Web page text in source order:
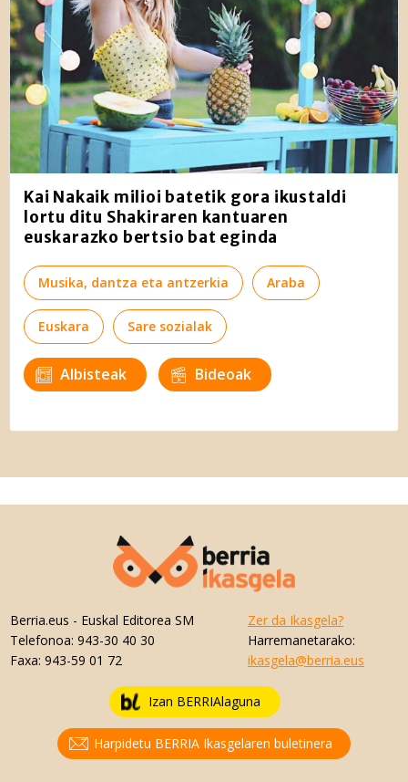
Kai Nakaik milioi batetik gora ikustaldi
lortu ditu Shakiraren kantuaren
euskarazko bertsio bat eginda
Musika, dantza eta antzerkia Araba
Euskara Sare sozialak
Albisteak Bideoak
Berria.eus - Euskal Editorea SM
Telefonoa: 943-30 40 30
Faxa: 943-59 01 72
Zer da Ikasgela?
Harremanetarako:
ikasgela@berria.eus
Izan BERRIAlaguna
Harpidetu BERRIA Ikasgelaren buletinera